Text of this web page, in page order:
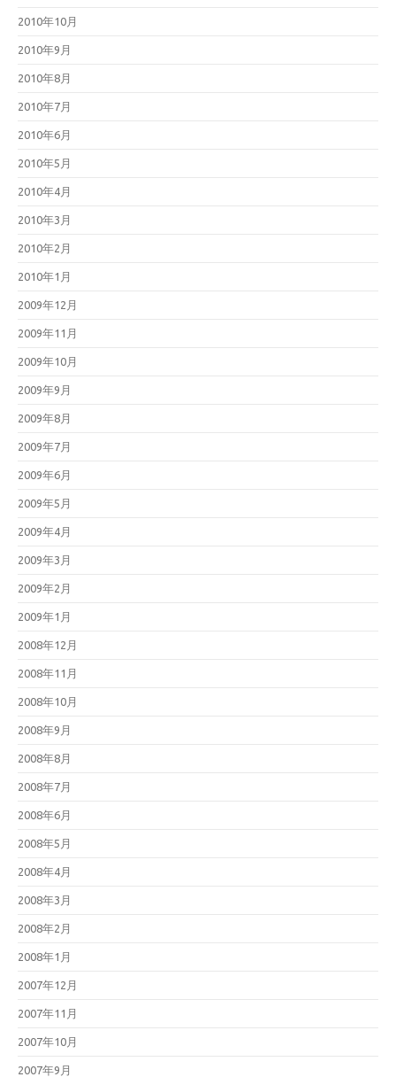
2010年10月
2010年9月
2010年8月
2010年7月
2010年6月
2010年5月
2010年4月
2010年3月
2010年2月
2010年1月
2009年12月
2009年11月
2009年10月
2009年9月
2009年8月
2009年7月
2009年6月
2009年5月
2009年4月
2009年3月
2009年2月
2009年1月
2008年12月
2008年11月
2008年10月
2008年9月
2008年8月
2008年7月
2008年6月
2008年5月
2008年4月
2008年3月
2008年2月
2008年1月
2007年12月
2007年11月
2007年10月
2007年9月